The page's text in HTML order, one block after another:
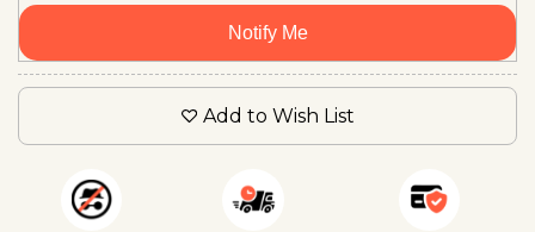
Notify Me
Add to Wish List